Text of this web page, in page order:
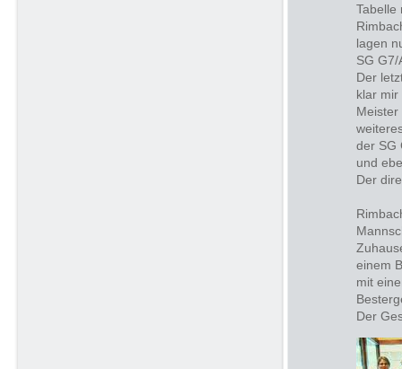
Tabelle
lagen
SG
Der
klar
Meister
der SG
und
Der
einem
mit
Der